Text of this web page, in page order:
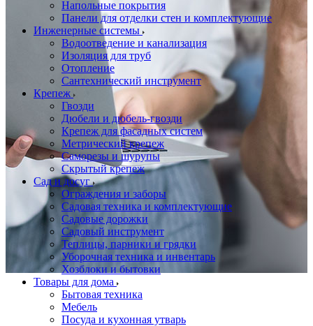
Напольные покрытия
Панели для отделки стен и комплектующие
Инженерные системы
Водоотведение и канализация
Изоляция для труб
Отопление
Сантехнический инструмент
Крепеж
Гвозди
Дюбели и дюбель-гвозди
Крепеж для фасадных систем
Метрический крепеж
Саморезы и шурупы
Скрытый крепеж
Сад и досуг
Ограждения и заборы
Садовая техника и комплектующие
Садовые дорожки
Садовый инструмент
Теплицы, парники и грядки
Уборочная техника и инвентарь
Хозблоки и бытовки
Товары для дома
Бытовая техника
Мебель
Посуда и кухонная утварь